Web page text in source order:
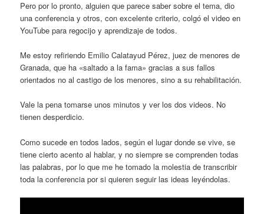
Pero por lo pronto, alguien que parece saber sobre el tema, dio
una conferencia y otros, con excelente criterio, colgó el video en
YouTube para regocijo y aprendizaje de todos.
Me estoy refiriendo Emilio Calatayud Pérez, juez de menores de
Granada, que ha «saltado a la fama» gracias a sus fallos
orientados no al castigo de los menores, sino a su rehabilitación.
Vale la pena tomarse unos minutos y ver los dos videos. No
tienen desperdicio.
Como sucede en todos lados, según el lugar donde se vive, se
tiene cierto acento al hablar, y no siempre se comprenden todas
las palabras, por lo que me he tomado la molestia de transcribir
toda la conferencia por si quieren seguir las ideas leyéndolas.